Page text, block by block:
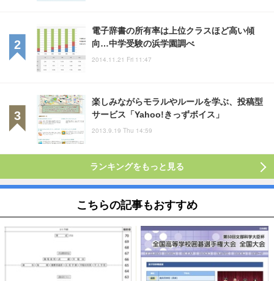
電子辞書の所有率は上位クラスほど高い傾
向…中学受験の浜学園調べ
2014.11.21 Fri 11:47
楽しみながらモラルやルールを学ぶ、投稿型
サービス「Yahoo!きっずボイス」
2013.9.19 Thu 14:59
ランキングをもっと見る
こちらの記事もおすすめ